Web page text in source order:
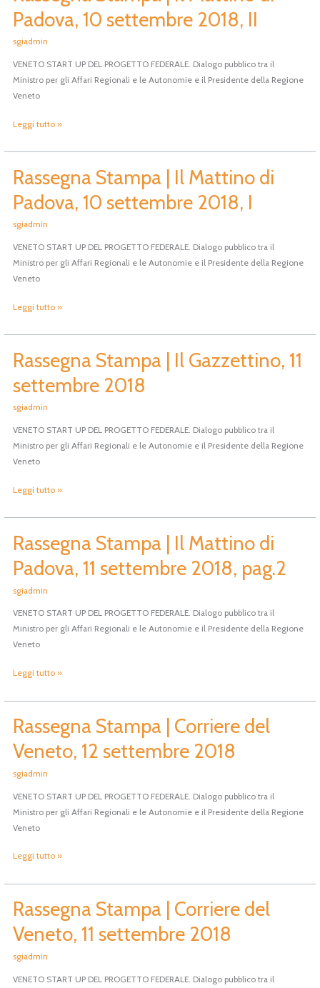
Padova, 10 settembre 2018, II
sgiadmin
VENETO START UP DEL PROGETTO FEDERALE. Dialogo pubblico tra il
Ministro per gli Affari Regionali e le Autonomie e il Presidente della Regione
Veneto
Stampa
di
Padova,
10
2018,
Leggi tutto »
Rassegna Stampa | Il Mattino di
Padova, 10 settembre 2018, I
sgiadmin
VENETO START UP DEL PROGETTO FEDERALE. Dialogo pubblico tra il
Ministro per gli Affari Regionali e le Autonomie e il Presidente della Regione
Veneto
Rassegna
Stampa
di
Padova,
10
2018,
Leggi tutto »
Rassegna Stampa | Il Gazzettino, 11
settembre 2018
sgiadmin
VENETO START UP DEL PROGETTO FEDERALE. Dialogo pubblico tra il
Ministro per gli Affari Regionali e le Autonomie e il Presidente della Regione
Veneto
Rassegna
|
11
settembre
2018
Leggi tutto »
Rassegna Stampa | Il Mattino di
Padova, 11 settembre 2018, pag.2
sgiadmin
VENETO START UP DEL PROGETTO FEDERALE. Dialogo pubblico tra il
Ministro per gli Affari Regionali e le Autonomie e il Presidente della Regione
Veneto
Rassegna
di
Padova,
11
2018,
Leggi tutto »
Rassegna Stampa | Corriere del
Veneto, 12 settembre 2018
sgiadmin
VENETO START UP DEL PROGETTO FEDERALE. Dialogo pubblico tra il
Ministro per gli Affari Regionali e le Autonomie e il Presidente della Regione
Veneto
Rassegna
|
Corriere
Veneto,
12
settembre
Leggi tutto »
Rassegna Stampa | Corriere del
Veneto, 11 settembre 2018
sgiadmin
VENETO START UP DEL PROGETTO FEDERALE. Dialogo pubblico tra il
Rassegna
|
Corriere
Veneto,